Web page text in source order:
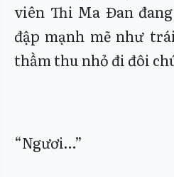
viên Thi Ma Đan
đập mạnh mẽ như
thầm thu nhỏ đi đôi
“Ngươi…”